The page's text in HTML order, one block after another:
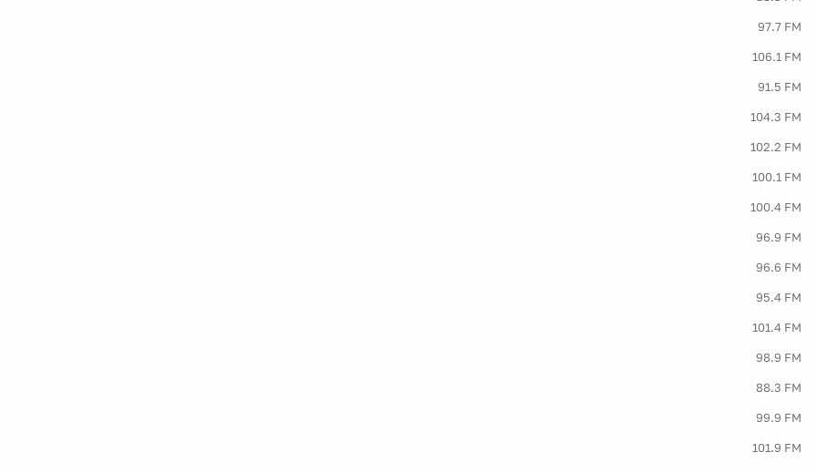
97.7 FM
106.1 FM
91.5 FM
104.3 FM
102.2 FM
100.1 FM
100.4 FM
96.9 FM
96.6 FM
95.4 FM
101.4 FM
98.9 FM
88.3 FM
99.9 FM
101.9 FM